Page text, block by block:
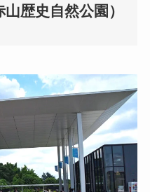
歴史自然公園）